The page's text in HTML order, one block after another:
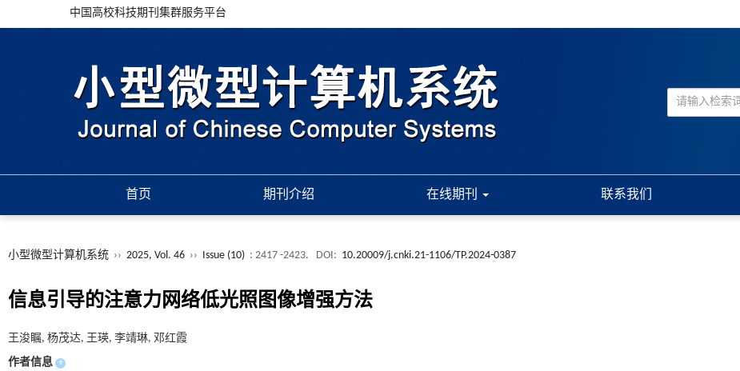
中国高校科技期刊集群服务平台
首页 期刊介绍 在线期刊 联系我们
小型微型计算机系统 ›› 2025, Vol. 46 ›› Issue (10) : 2417 -2423. DOI: 10.20009/j.cnki.21-1106/TP.2024-0387
信息引导的注意力网络低光照图像增强方法
王浚瞩, 杨茂达, 王瑛, 李靖琳, 邓红霞
作者信息 +